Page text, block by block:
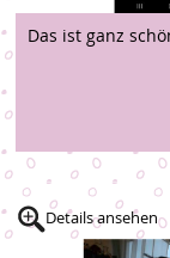
Das ist ganz
Details ansehen